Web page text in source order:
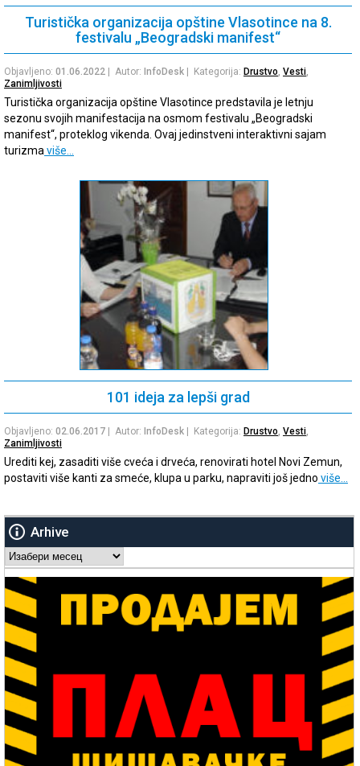
Turistička organizacija opštine Vlasotince na 8.
festivalu „Beogradski manifest“
Objavljeno: 01.06.2022 | Autor: InfoDesk | Kategorija: Drustvo, Vesti,
Zanimljivosti
Turistička organizacija opštine Vlasotince predstavila je letnju
sezonu svojih manifestacija na osmom festivalu „Beogradski
manifest“, proteklog vikenda. Ovaj jedinstveni interaktivni sajam
turizma više…
101 ideja za lepši grad
Objavljeno: 02.06.2017 | Autor: InfoDesk | Kategorija: Drustvo, Vesti,
Zanimljivosti
Urediti kej, zasaditi više cveća i drveća, renovirati hotel Novi Zemun,
postaviti više kanti za smeće, klupa u parku, napraviti još jedno više…
Arhive
Arhive